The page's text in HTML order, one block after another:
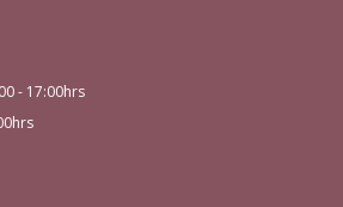
- 17:00hrs